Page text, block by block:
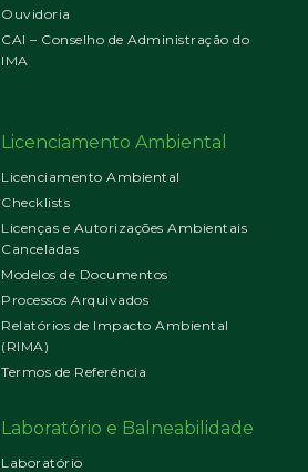
Ouvidoria
CAI – Conselho de Administração do
IMA
Licenciamento Ambiental
Licenciamento Ambiental
Checklists
Licenças e Autorizações Ambientais
Canceladas
Modelos de Documentos
Processos Arquivados
Relatórios de Impacto Ambiental
(RIMA)
Termos de Referência
Laboratório e Balneabilidade
Laboratório